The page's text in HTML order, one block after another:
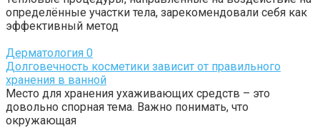
определённые участки тела, зарекомендовали себя как
эффективный метод
Дерматология 0
Долговечность косметики зависит от правильного
хранения в ванной
Место для хранения ухаживающих средств – это
довольно спорная тема. Важно понимать, что
окружающая